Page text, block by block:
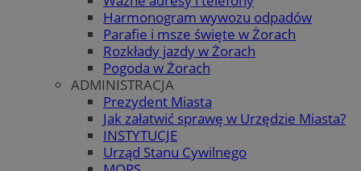
Harmonogram wywozu odpadów
Parafie i msze święte w Żorach
Rozkłady jazdy w Żorach
Pogoda w Żorach
ADMINISTRACJA
Prezydent Miasta
Jak załatwić sprawę w Urzędzie Miasta?
INSTYTUCJE
Urząd Stanu Cywilnego